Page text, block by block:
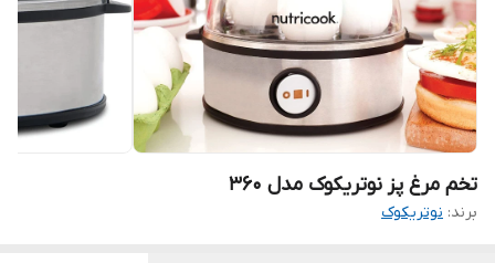
تخم مرغ پز نوتریکوک مدل 360
برند: نوتریکوک